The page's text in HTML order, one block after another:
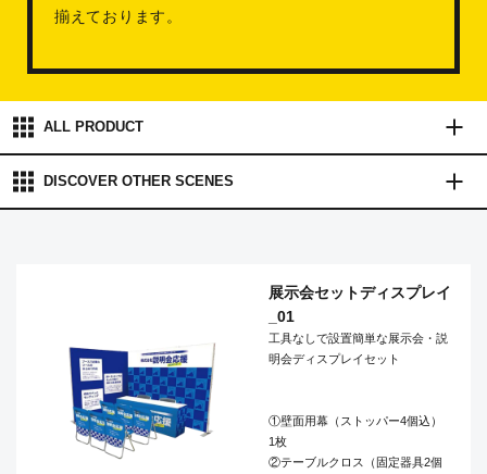
揃えております。
ALL PRODUCT
DISCOVER OTHER SCENES
展示会セットディスプレイ
_01
工具なしで設置簡単な展示会・説
明会ディスプレイセット
①壁面用幕（ストッパー4個込）
1枚
②テーブルクロス（固定器具2個